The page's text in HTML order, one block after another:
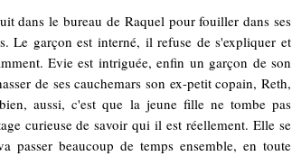
dans le bureau de Raquel pour fouiller dans ses
Le garçon est interné, il refuse de s'expliquer et
Evie est intriguée, enfin un garçon de son
de ses cauchemars son ex-petit copain, Reth,
aussi, c'est que la jeune fille ne tombe pas
curieuse de savoir qui il est réellement. Elle se
beaucoup de temps ensemble, en toute